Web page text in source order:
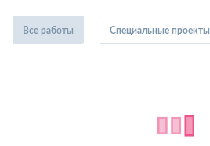
Все работы Специальные проекты